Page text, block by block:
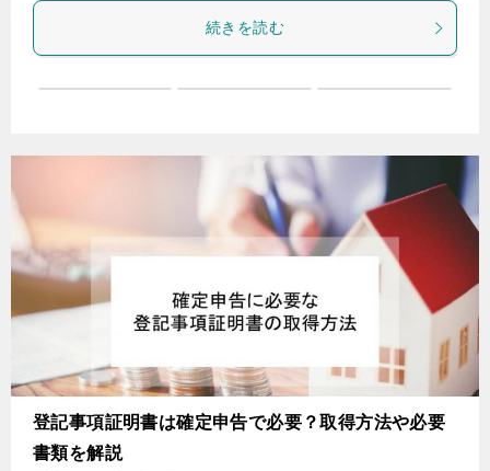
続きを読む
登記事項証明書は確定申告で必要？取得方法や必要
書類を解説